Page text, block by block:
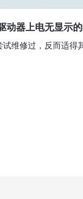
动器上电无显示
维修过，反而适